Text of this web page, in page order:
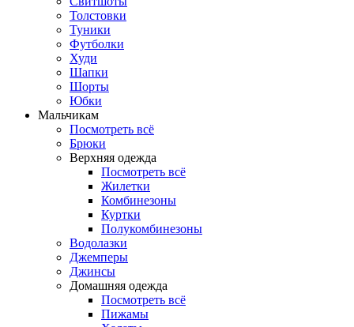
Толстовки
Туники
Футболки
Худи
Шапки
Шорты
Юбки
Мальчикам
Посмотреть всё
Брюки
Верхняя одежда
Посмотреть всё
Жилетки
Комбинезоны
Куртки
Полукомбинезоны
Водолазки
Джемперы
Джинсы
Домашняя одежда
Посмотреть всё
Пижамы